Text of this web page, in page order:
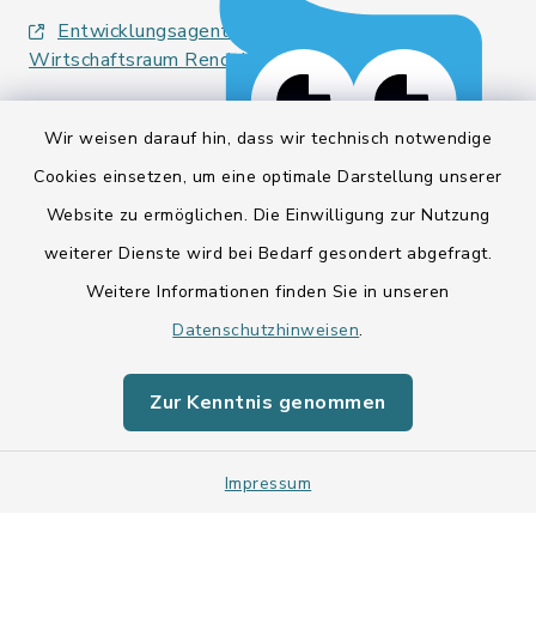
Wir weisen darauf hin, dass wir technisch notwendige
Cookies einsetzen, um eine optimale Darstellung unserer
Website zu ermöglichen. Die Einwilligung zur Nutzung
weiterer Dienste wird bei Bedarf gesondert abgefragt.
Weitere Informationen finden Sie in unseren
Datenschutzhinweisen.
Zur Kenntnis genommen
Impressum
Entwicklungsagentur für den Lebens- und
Wirtschaftsraum Rendsburg
Barrierefreiheit
Impressum
Sitemap